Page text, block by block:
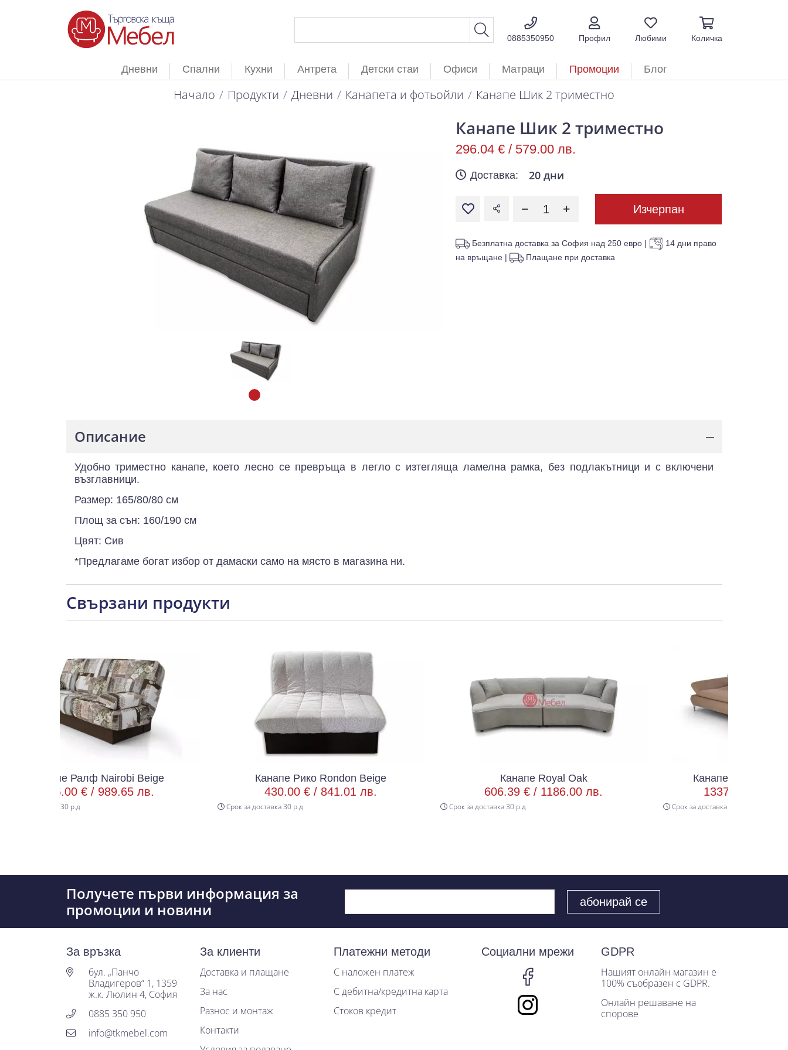
0885350950 Профил Любими Количка
Дневни Спални Кухни Антрета Детски стаи Офиси Матраци Промоции Блог
Начало Продукти Дневни Канапета и фотьойли Канапе Шик 2 триместно
Канапе Шик 2 триместно
296.04 € / 579.00 лв.
Доставка: 20 дни
Изчерпан
Безплатна доставка за София над 250 евро |
14 дни право
на връщане | Плащане при доставка
Описание —
Удобно триместно канапе, което лесно се превръща в легло с изтегляща ламелна рамка, без подлакътници и с включени
възглавници.
Размер: 165/80/80 см
Площ за сън: 160/190 см
Цвят: Сив
*Предлагаме богат избор от дамаски само на място в магазина ни.
Свързани продукти
Ралф Nairobi Beige
989.65 лв.
Канапе Рико Rondon Beige
841.01 лв.
Срок за доставка 30 р.д
Канапе Royal Oak
1186.00 лв.
Срок за доставка 30 р.д
Канапе Сан Ремо Benjamin 01
2614.94 лв.
Срок за доставка 30 р.д
Получете първи информация за
промоции и новини
За връзка
бул. „Панчо
Владигеров“ 1, 1359
ж.к. Люлин 4, София
0885 350 950
info@tkmebel.com
За клиенти
Доставка и плащане
За нас
Разнос и монтаж
Контакти
Платежни методи
С наложен платеж
С дебитна/кредитна карта
Стоков кредит
Социални мрежи
GDPR
Нашият онлайн магазин е
100% съобразен с GDPR.
Онлайн решаване на
спорове